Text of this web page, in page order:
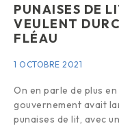
PUNAISES DE
VEULENT
FLÉAU
1 OCTOBRE 2021
On en parle de plus
gouvernement avait
punaises de lit, avec